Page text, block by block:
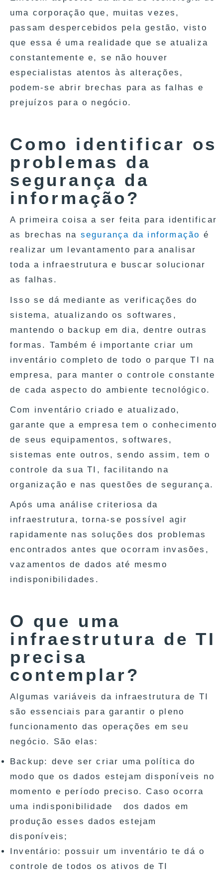
uma corporação que, muitas vezes,
passam despercebidos pela gestão, visto
que essa é uma realidade que se atualiza
constantemente e, se não houver
especialistas atentos às alterações,
podem-se abrir brechas para as falhas e
prejuízos para o negócio.
Como identificar os
problemas da
segurança da
informação?
A primeira coisa a ser feita para identificar
as brechas na segurança da informação é
realizar um levantamento para analisar
toda a infraestrutura e buscar solucionar
as falhas.
Isso se dá mediante as verificações do
sistema, atualizando os softwares,
mantendo o backup em dia, dentre outras
formas. Também é importante criar um
inventário completo de todo o parque TI na
empresa, para manter o controle constante
de cada aspecto do ambiente tecnológico.
Com inventário criado e atualizado,
garante que a empresa tem o conhecimento
de seus equipamentos, softwares,
sistemas ente outros, sendo assim, tem o
controle da sua TI, facilitando na
organização e nas questões de segurança.
Após uma análise criteriosa da
infraestrutura, torna-se possível agir
rapidamente nas soluções dos problemas
encontrados antes que ocorram invasões,
vazamentos de dados até mesmo
indisponibilidades.
O que uma
infraestrutura de TI
precisa
contemplar?
Algumas variáveis da infraestrutura de TI
são essenciais para garantir o pleno
funcionamento das operações em seu
negócio. São elas:
Backup: deve ser criar uma política do
modo que os dados estejam disponíveis no
momento e período preciso. Caso ocorra
uma indisponibilidade dos dados em
produção esses dados estejam
disponíveis;
Inventário: possuir um inventário te dá o
controle de todos os ativos de TI